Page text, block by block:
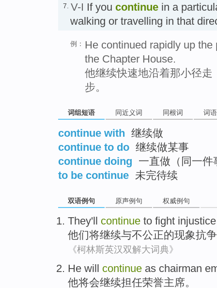
7. V-I If you continue in a
walking or travelling in that
例： He continued rapidly up
the Chapter House.
他继续快速地沿着那小径
步。
词组短语 同近义词 同根词 词
continue with 继续做
continue to do 继续做某事
continue doing 一直做（同一件
to be continue 未完待续
双语例句 原声例句 权威例句
They'll continue to fight injustice
他们将继续与不公正的现象抗争
《柯林斯英汉双解大词典》
He will continue as chairman
他将会继续担任荣誉主席。